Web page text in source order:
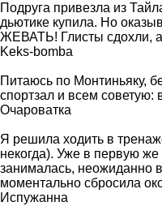
Подруга привезла из
дьютике купила. Но
ЖЕВАТЬ! Глисты сдохли,
Keks-bomba
Питаюсь по Монтиньяку,
спортзал и всем советую:
Очароватка
Я решила ходить в
некогда). Уже в первую
занималась, неожиданно
моментально сбросила
Испужанна